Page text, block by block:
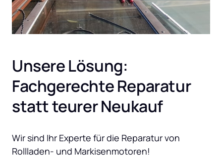
Unsere Lösung:
Fachgerechte Reparatur
statt teurer Neukauf
Wir sind Ihr Experte für die Reparatur von
Rollladen- und Markisenmotoren!